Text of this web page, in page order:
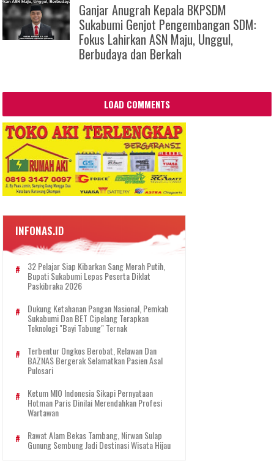
Ganjar Anugrah Kepala BKPSDM
Sukabumi Genjot Pengembangan SDM:
Fokus Lahirkan ASN Maju, Unggul,
Berbudaya dan Berkah
LOAD COMMENTS
INFONAS.ID
32 Pelajar Siap Kibarkan Sang Merah Putih,
Bupati Sukabumi Lepas Peserta Diklat
Paskibraka 2026
Dukung Ketahanan Pangan Nasional, Pemkab
Sukabumi Dan BET Cipelang Terapkan
Teknologi "Bayi Tabung" Ternak
Terbentur Ongkos Berobat, Relawan Dan
BAZNAS Bergerak Selamatkan Pasien Asal
Pulosari
Ketum MIO Indonesia Sikapi Pernyataan
Hotman Paris Dinilai Merendahkan Profesi
Wartawan
Rawat Alam Bekas Tambang, Nirwan Sulap
Gunung Sembung Jadi Destinasi Wisata Hijau